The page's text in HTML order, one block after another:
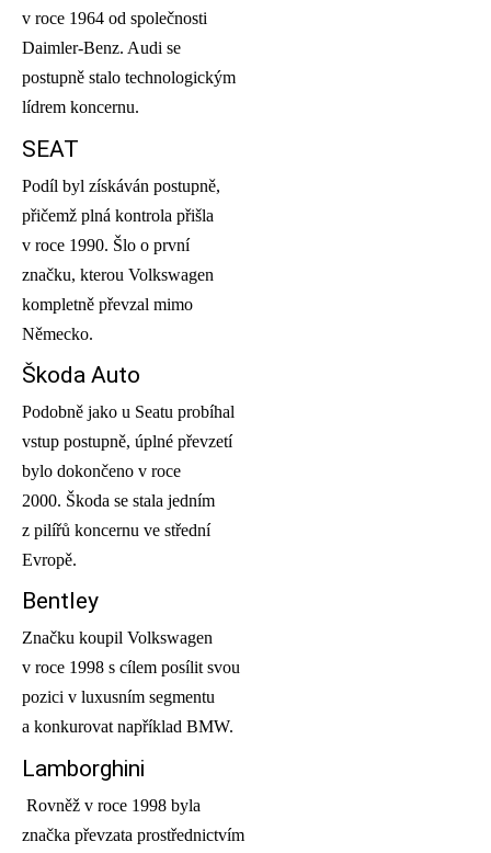
v roce 1964 od společnosti
Daimler-Benz. Audi se
postupně stalo technologickým
lídrem koncernu.
SEAT
Podíl byl získáván postupně,
přičemž plná kontrola přišla
v roce 1990. Šlo o první
značku, kterou Volkswagen
kompletně převzal mimo
Německo.
Škoda Auto
Podobně jako u Seatu probíhal
vstup postupně, úplné převzetí
bylo dokončeno v roce
2000. Škoda se stala jedním
z pilířů koncernu ve střední
Evropě.
Bentley
Značku koupil Volkswagen
v roce 1998 s cílem posílit svou
pozici v luxusním segmentu
a konkurovat například BMW.
Lamborghini
Rovněž v roce 1998 byla
značka převzata prostřednictvím